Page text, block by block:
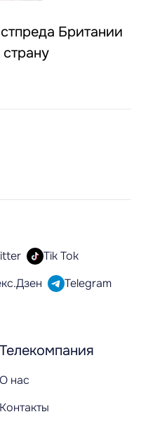
Британии
Телекомпания
О нас
Контакты
Tik Tok
Telegram